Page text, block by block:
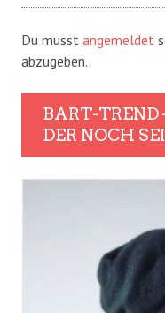
Du musst angemeldet
abzugeben.
BART-
DER NOCH